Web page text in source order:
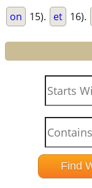
on 15). et 16).